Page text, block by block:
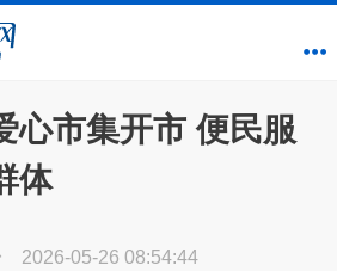
心市集开市 便民服
体
2026-05-26 08:54:44